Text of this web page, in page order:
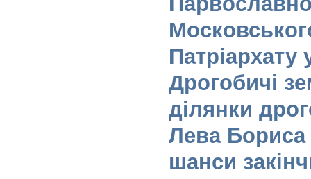
Патріархату
Дрогобичі
ділянки
Лева Бориса
шанси